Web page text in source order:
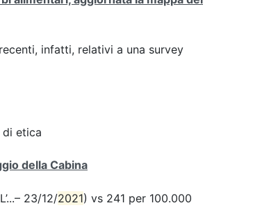
infatti, relativi a una survey
di etica
della Cabina
23/12/2021) vs 241 per 100.000